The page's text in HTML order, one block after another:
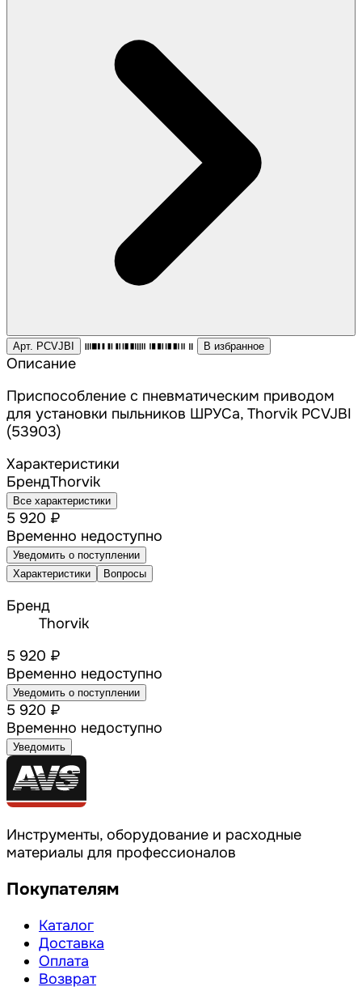
Арт. PCVJBI В избранное
Описание
Приспособление с пневматическим приводом
для установки пыльников ШРУСа, Thorvik PCVJBI
(53903)
Характеристики
БрендThorvik
Все характеристики
5 920 ₽
Временно недоступно
Уведомить о поступлении
Характеристики
Вопросы
Бренд
Thorvik
5 920 ₽
Временно недоступно
Уведомить о поступлении
5 920 ₽
Временно недоступно
Уведомить
Инструменты, оборудование и расходные
материалы для профессионалов
Покупателям
Каталог
Доставка
Оплата
Возврат